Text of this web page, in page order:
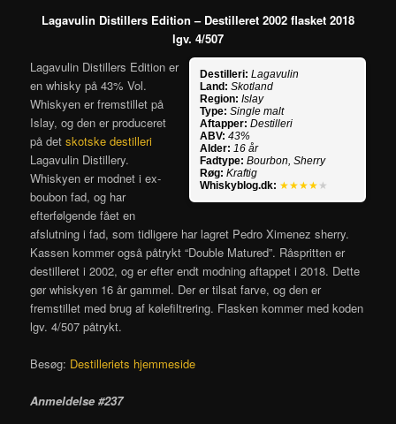
Lagavulin Distillers Edition – Destilleret 2002 flasket 2018
lgv. 4/507
Destilleri: Lagavulin
Land: Skotland
Region: Islay
Type: Single malt
Aftapper: Destilleri
ABV: 43%
Alder: 16 år
Fadtype: Bourbon, Sherry
Røg: Kraftig
Whiskyblog.dk: ★★★★ ★
Lagavulin Distillers Edition er
en whisky på 43% Vol.
Whiskyen er fremstillet på
Islay, og den er produceret
på detskotske destilleri
Lagavulin Distillery.
Whiskyen er modnet i ex-
boubon fad, og har
efterfølgende fået en
afslutning i fad, som tidligere har lagret Pedro Ximenez sherry.
Kassen kommer også påtrykt “Double Matured”. Råspritten er
destilleret i 2002, og er efter endt modning aftappet i 2018. Dette
gør whiskyen 16 år gammel. Der er tilsat farve, og den er
fremstillet med brug af kølefiltrering. Flasken kommer med koden
lgv. 4/507 påtrykt.
Besøg: Destilleriets hjemmeside
Anmeldelse #237